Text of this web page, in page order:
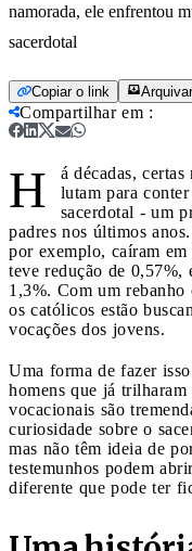
namorada, ele enfrentou
sacerdotal
Copiar o link
Compartilhar em :
H
á décadas,
lutam para
sacerdotal - um
padres nos últimos
por exemplo, caíram
teve redução de 0,57%,
1,3%. Com um rebanho
os católicos estão
vocações dos jovens.
Uma forma de fazer
homens que já
vocacionais são
curiosidade sobre o
mas não têm ideia de
testemunhos podem
diferente que pode ter